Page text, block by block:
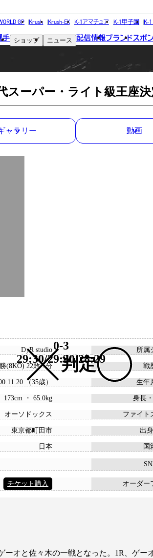
GP Krush Krush-EX K-1アマチュア K-1甲子園 K-
手 ショップ ニュース 配信情報ブランドスポ
MATCH
スーパー・ライト級王座
ャラリー 動画
判定
0-3
29:30/29:30/28:29
所属
DyR studio
戦
(8KO) 22敗 1分
生年
（35歳）
身長
173cm ・ 65.0kg
ファイト
オーソドックス
出
東京都町田市
国
日本
オーダー
チケット購入
オと佐々木の一戦となった。1R、ゲ